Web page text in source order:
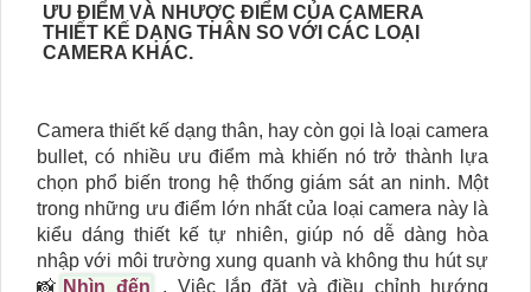
ƯU ĐIỂM VÀ NHƯỢC ĐIỂM CỦA CAMERA
THIẾT KẾ DẠNG THÂN SO VỚI CÁC LOẠI
CAMERA KHÁC.
Camera thiết kế dạng thân, hay còn gọi là loại camera
bullet, có nhiều ưu điểm mà khiến nó trở thành lựa
chọn phổ biến trong hệ thống giám sát an ninh. Một
trong những ưu điểm lớn nhất của loại camera này là
kiểu dáng thiết kế tự nhiên, giúp nó dễ dàng hòa
nhập với môi trường xung quanh và không thu hút sự
📸 Nhìn đến
. Việc lắp đặt và điều chỉnh hướng